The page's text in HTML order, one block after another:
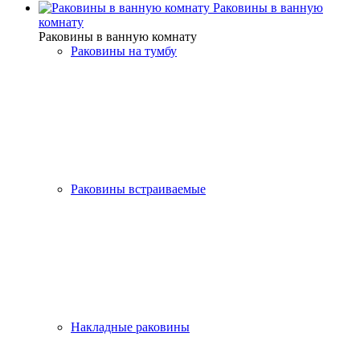
Раковины в ванную
комнату
Раковины в ванную комнату
Раковины на тумбу
Раковины встраиваемые
Накладные раковины